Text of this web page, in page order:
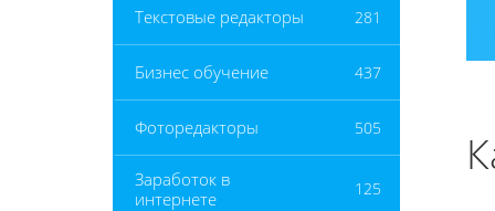
Текстовые редакторы 281
Бизнес обучение 437
Фоторедакторы 505
Заработок в
интернете
125